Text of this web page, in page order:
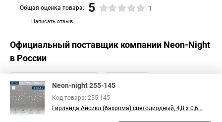
Написать отзыв
Общая оценка товара: 5 1
Официальный поставщик компании Neon-Night
в России
Neon-night 255-145
Код товара: 255-145
Гирлянда Айсикл (бахрома) светодиодный, 4,8 х 0,6...